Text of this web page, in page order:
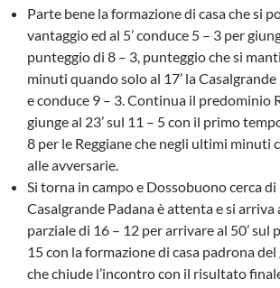
Parte bene la formazione di casa che si
vantaggio ed al 5’ conduce 5 – 3 per
punteggio di 8 – 3, punteggio che si
minuti quando solo al 17’ la Casalgrande
e conduce 9 – 3. Continua il predominio
giunge al 23’ sul 11 – 5 con il primo
8 per le Reggiane che negli ultimi minuti
alle avversarie.
Si torna in campo e Dossobuono cerca
Casalgrande Padana è attenta e si arriva
parziale di 16 – 12 per arrivare al 50’ sul
15 con la formazione di casa padrona
che chiude l’incontro con il risultato